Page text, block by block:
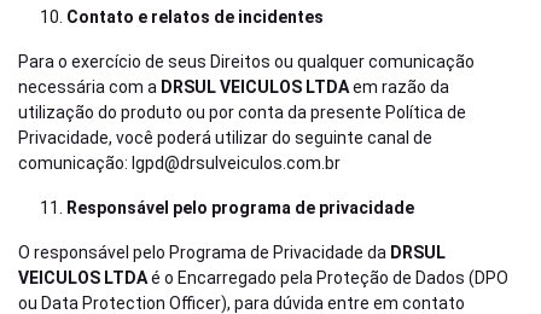
Contato e relatos de incidentes
Para o exercício de seus Direitos ou qualquer comunicação
necessária com a DRSUL VEICULOS LTDAem razão da
utilização do produto ou por conta da presente Política de
Privacidade, você poderá utilizar do seguinte canal de
comunicação: lgpd@drsulveiculos.com.br
Responsável pelo programa de privacidade
O responsável pelo Programa de Privacidade da DRSUL
VEICULOS LTDAé o Encarregado pela Proteção de Dados (DPO
ou Data Protection Officer), para dúvida entre em contato